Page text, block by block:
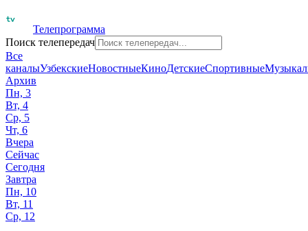
Телепрограмма
Поиск телепередач
Все
каналыУзбекскиеНовостныеКиноДетскиеСпортивные
Архив
Пн, 3
Вт, 4
Ср, 5
Чт, 6
Вчера
Сейчас
Сегодня
Завтра
Пн, 10
Вт, 11
Ср, 12